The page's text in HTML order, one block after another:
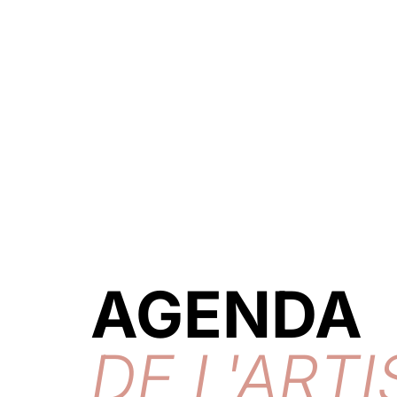
AGENDA
DE